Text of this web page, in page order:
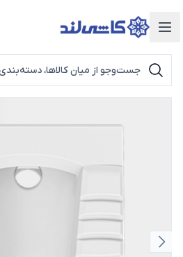
دسته‌بندی محصولات
اسلاید قبلی